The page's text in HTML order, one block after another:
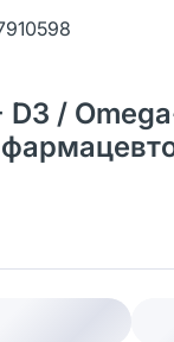
D3 /